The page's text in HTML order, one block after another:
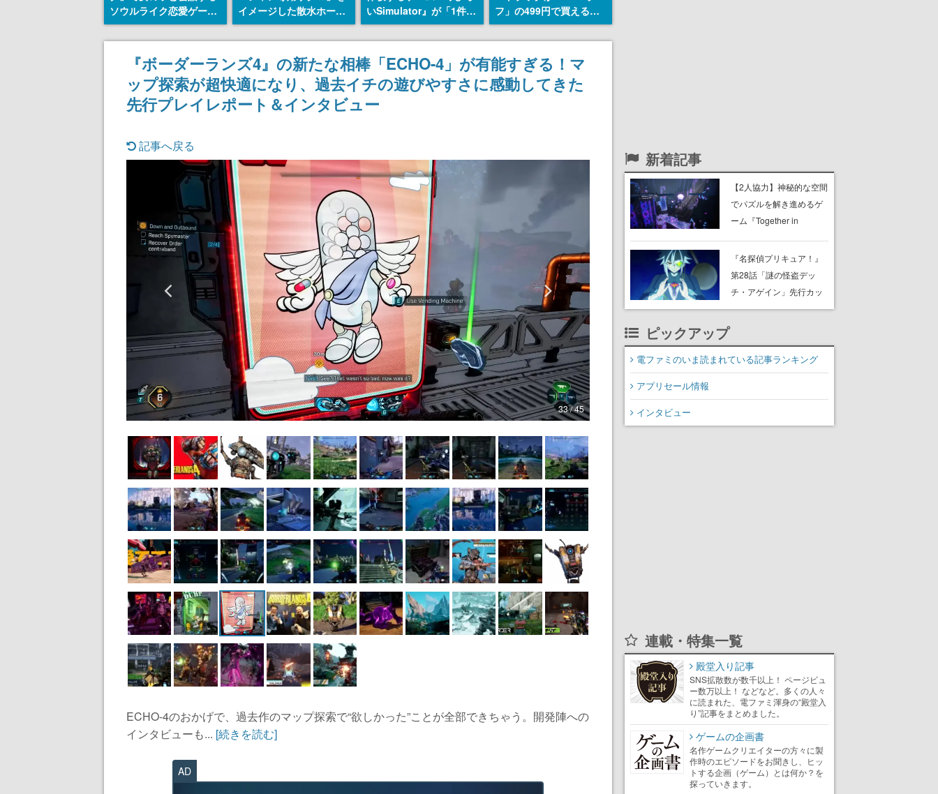
ソウルライク恋愛ゲーム
『小早川さんはソウルラ
イク』無料公開。返事に
失敗すると「YOU
DIED」
イメージした散水ホース
リールが予約開始。本体
にはシャアのパーソナル
マークやジオン公国軍の
エンブレム、型式番号な
どを配置
いSimulator』が「1件」
のウィッシュリストをも
とにチェコ語に対応し
SNSで話題に。『キング
ダム・カム』開発元やチ
ェコのプロ野球選手から
フ」の499円で買える破
格のセール中。1930年代
風のビジュアルが特徴的
なアクションゲームの初
期コンセプトやボスキャ
ラ、ステージのイラスト
『ボーダーランズ4』の新たな相棒「ECHO-4」が有能すぎる！マ
ップ探索が超快適になり、過去イチの遊びやすさに感動してきた
先行プレイレポート＆インタビュー
記事へ戻る
33 / 45
ECHO-4のおかげで、過去作のマップ探索で“欲しかった”ことが全部できちゃう。開発陣への
インタビューも... [続きを読む]
AD
新着記事
【2人協力】神秘的な空間
でパズルを解き進めるゲ
ーム『Together in
8月8日Steamでリリー
ス。時に忘れ去られた世
界の古代洞窟を舞台に、4
『名探偵プリキュア！』
第28話「謎の怪盗デッ
チ・アゲイン」先行カッ
ト解禁。泣きぼくろにモ
ピックアップ
電ファミのいま読まれている記事ランキング
アプリセール情報
インタビュー
連載・特集一覧
殿堂入り記事
SNS拡散数が数千以上！ ページビュ
ー数万以上！ などなど。多くの人々
に読まれた、電ファミ渾身の“殿堂入
り”記事をまとめました。
ゲームの企画書
名作ゲームクリエイターの方々に製
作時のエピソードをお聞きし、ヒッ
トする企画（ゲーム）とは何か？を
探っていきます。